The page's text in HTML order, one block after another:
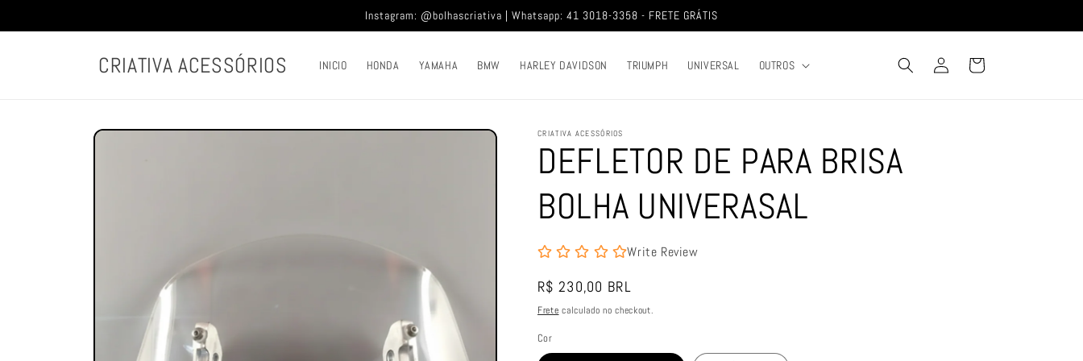
conteúdo
Instagram: @bolhascriativa | Whatsapp: 41 3018-3358 - FRETE GRÁTIS
CRIATIVA ACESSÓRIOS INICIO HONDA YAMAHA BMW HARLEY DAVIDSON TRIUMPH UNIVERSAL OUTROS
Fazer
login
Carrinho
Pular para
CRIATIVA ACESSÓRIOS
DEFLETOR DE PARA BRISA
BOLHA UNIVERASAL
Write Review
Preço
normal
R$ 230,00 BRL
Frete calculado no checkout.
Cor